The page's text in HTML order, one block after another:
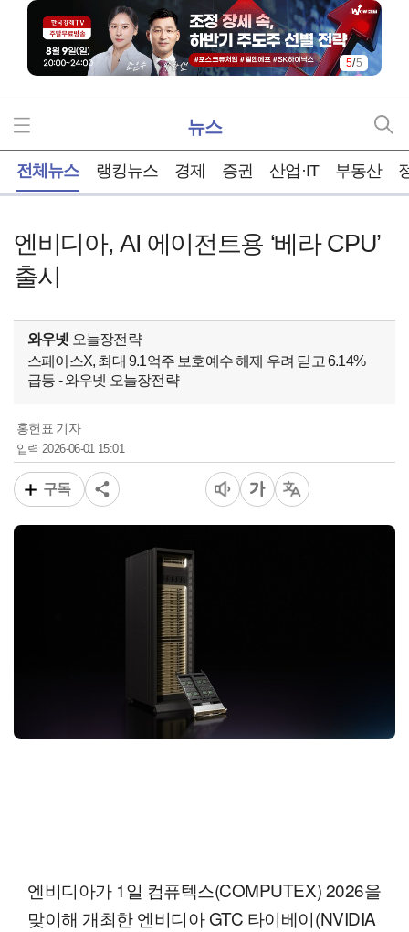
5/5
뉴스
전체뉴스 랭킹뉴스 경제 증권 산업·IT 부동산
엔비디아, AI 에이전트용 ‘베라 CPU’
출시
와우넷 오늘장전략
스페이스X, 최대 9.1억주 보호예수 해제 우려 딛고 6.14%
급등 - 와우넷 오늘장전략
홍헌표 기자
입력2026-06-01 15:01
구독
엔비디아가 1일 컴퓨텍스(COMPUTEX) 2026을
맞이해 개최한 엔비디아 GTC 타이베이(NVIDIA